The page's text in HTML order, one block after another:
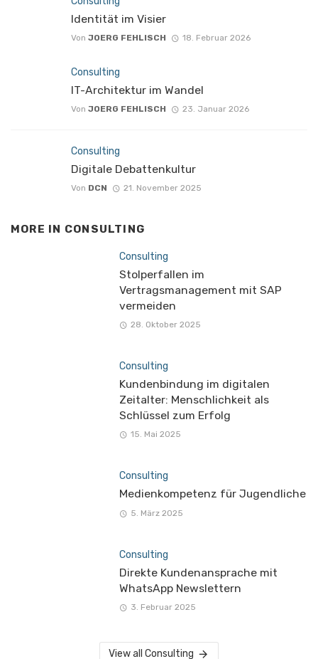
Identität im Visier
Von JOERG FEHLISCH 18. Februar 2026
Consulting
IT-Architektur im Wandel
Von JOERG FEHLISCH 23. Januar 2026
Consulting
Digitale Debattenkultur
Von DCN 21. November 2025
MORE IN CONSULTING
Consulting
Stolperfallen im
Vertragsmanagement mit SAP
vermeiden
28. Oktober 2025
Consulting
Kundenbindung im digitalen
Zeitalter: Menschlichkeit als
Schlüssel zum Erfolg
15. Mai 2025
Consulting
Medienkompetenz für Jugendliche
5. März 2025
Consulting
Direkte Kundenansprache mit
WhatsApp Newslettern
3. Februar 2025
View all Consulting